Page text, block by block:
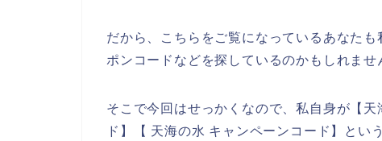
だから、こちらをご覧になっているあなた
ポンコードなどを探しているのかもしれませ
そこで今回はせっかくなので、私自身が【
ド】【 天海の水 キャンペーンコード】とい